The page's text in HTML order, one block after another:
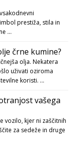
prestiža, stila in
…
črne kumine?
olja. Nekatera
uživati oziroma
koristi. …
vašega
vozilo, kjer ni zaščitnih
za sedeže in druge